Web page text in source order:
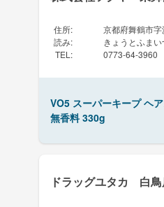
住所:
京都府舞鶴市字
読み:
きょうとふまい
TEL : 0773-64-3960
VO5 スーパーキープ ヘ
無香料 330g
ドラッグユタカ 白